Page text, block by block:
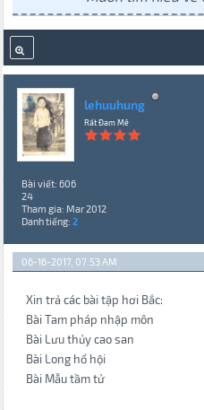
lehuuhung
Rất Đam Mê
Bài viết: 606
24
Tham gia: Mar 2012
Danh tiếng: 2
06-16-2017, 07:53 AM
Xin trả các bài tập hơi Bắc:
Bài Tam pháp nhập môn
Bài Lưu thủy cao san
Bài Long hổ hội
Bài Mẫu tầm tử